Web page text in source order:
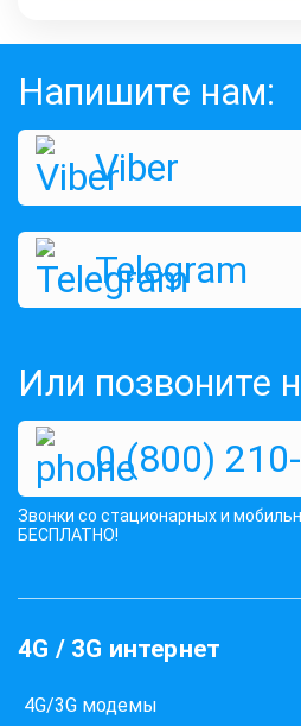
Напишите нам:
Viber
Telegram
Или позвоните
0 (800)
Звонки со стационарных и
БЕСПЛАТНО!
4G / 3G интернет
4G/3G модемы